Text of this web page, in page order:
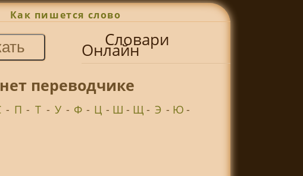
Как пишется слово
Словари
Онлайн
переводчике
- П - Т - У - Ф - Ц - Ш - Щ- Э - Ю-